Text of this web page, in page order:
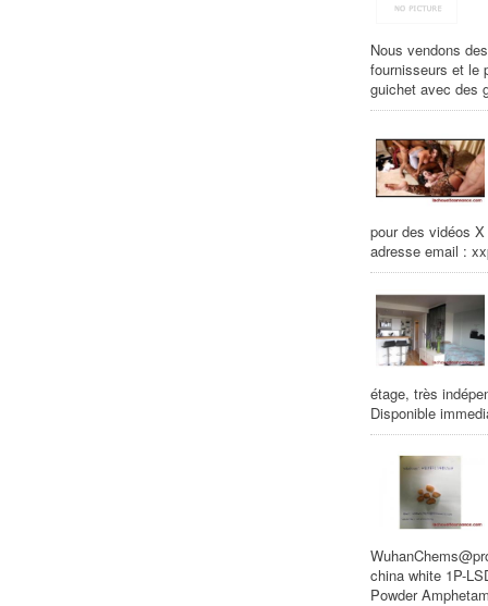
Nous vendons
fournisseurs et le
guichet avec des
pour des vidéos
adresse email :
étage, très
Disponible
china white 1P-
Powder